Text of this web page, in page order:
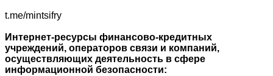
t.me/mintsifry
Интернет-ресурсы финансово-кредитных
учреждений, операторов связи и компаний,
осуществляющих деятельность в сфере
информационной безопасности: